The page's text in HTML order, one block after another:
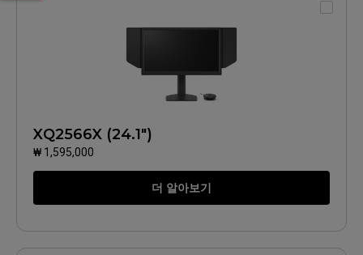
XQ2566X (24.1")
₩ 1,595,000
더 알아보기